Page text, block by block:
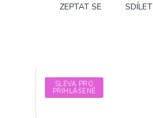
ZEPTAT SE SDÍLET
SLEVA PRO
PŘIHLÁŠENÉ